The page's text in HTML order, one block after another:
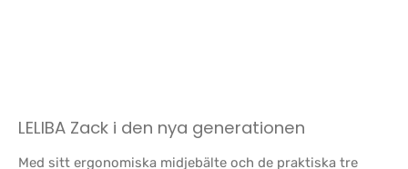
LELIBA Zack i den nya generationen
Med sitt ergonomiska midjebälte och de praktiska tre